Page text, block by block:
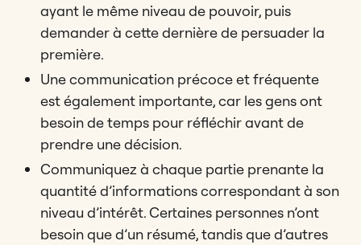
ayant le même niveau de pouvoir, puis
demander à cette dernière de persuader la
première.
Une communication précoce et fréquente
est également importante, car les gens ont
besoin de temps pour réfléchir avant de
prendre une décision.
Communiquez à chaque partie prenante la
quantité d’informations correspondant à son
niveau d’intérêt. Certaines personnes n’ont
besoin que d’un résumé, tandis que d’autres